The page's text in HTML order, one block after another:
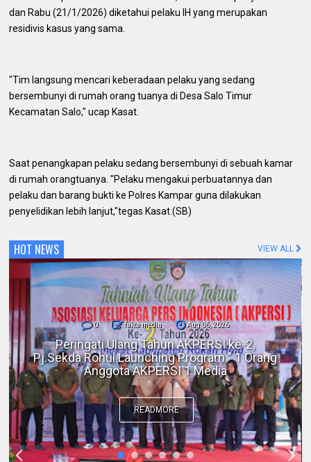
dan Rabu (21/1/2026) diketahui pelaku IH yang merupakan
residivis kasus yang sama.
"Tim langsung mencari keberadaan pelaku yang sedang
bersembunyi di rumah orang tuanya di Desa Salo Timur
Kecamatan Salo," ucap Kasat.
Saat penangkapan pelaku sedang bersembunyi di sebuah kamar
di rumah orangtuanya. "Pelaku mengakui perbuatannya dan
pelaku dan barang bukti ke Polres Kampar guna dilakukan
penyelidikan lebih lanjut,"tegas Kasat.(SB)
HOT NEWS VIEW ALL
0 fakta media Aug 06, 2026
Polres Inhil bersama Pemkab Inhil dan
BKSDA Riau Perkuat Sinergi Tangani
Gangguan Kera Liar di Tembilahan
READMORE